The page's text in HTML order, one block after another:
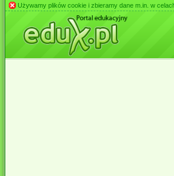
Używamy plików cookie i zbieramy dane m.in. w